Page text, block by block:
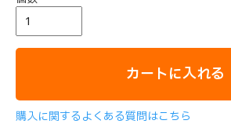
カートに入れる
購入に関するよくある質問はこちら